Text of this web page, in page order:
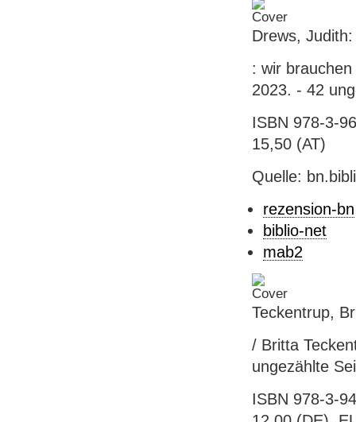
Drews,
: wir
2023. - 42
ISBN 978-3-
15,50 (AT)
Quelle:
rezension-bn
biblio-net
mab2
Teckentrup,
/ Britta
ungezählte
ISBN 978-3-